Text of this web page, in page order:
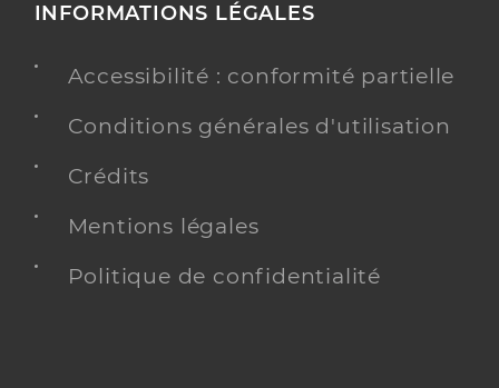
INFORMATIONS LÉGALES
Accessibilité : conformité partielle
Conditions générales d'utilisation
Crédits
Mentions légales
Politique de confidentialité